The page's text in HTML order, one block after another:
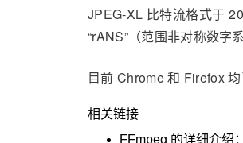
JPEG-XL 比特流格式于
“rANS”（范围非对称数字
目前 Chrome 和 Firefox
相关链接
FFmpeg 的详细介绍：